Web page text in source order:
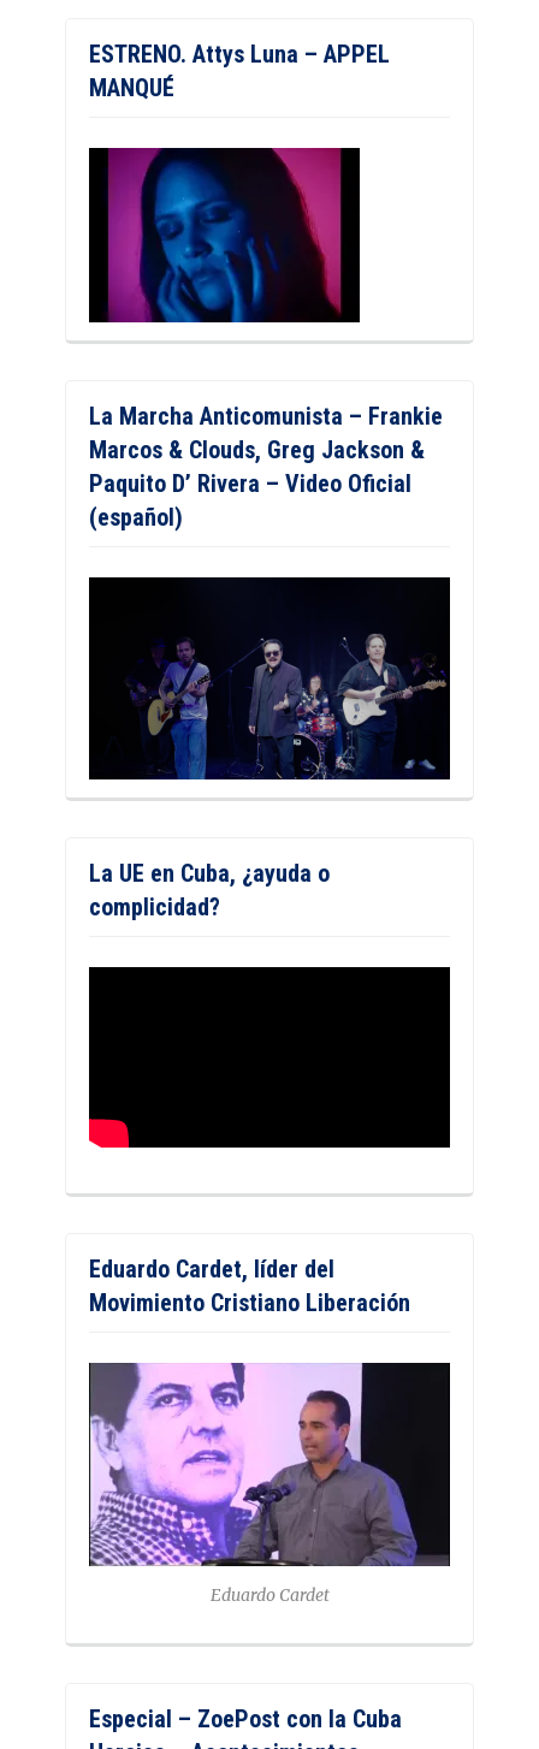
ESTRENO. Attys Luna – APPEL
MANQUÉ
La Marcha Anticomunista – Frankie
Marcos & Clouds, Greg Jackson &
Paquito D’ Rivera – Video Oficial
(español)
La UE en Cuba, ¿ayuda o
complicidad?
Eduardo Cardet, líder del
Movimiento Cristiano Liberación
Eduardo Cardet
Especial – ZoePost con la Cuba